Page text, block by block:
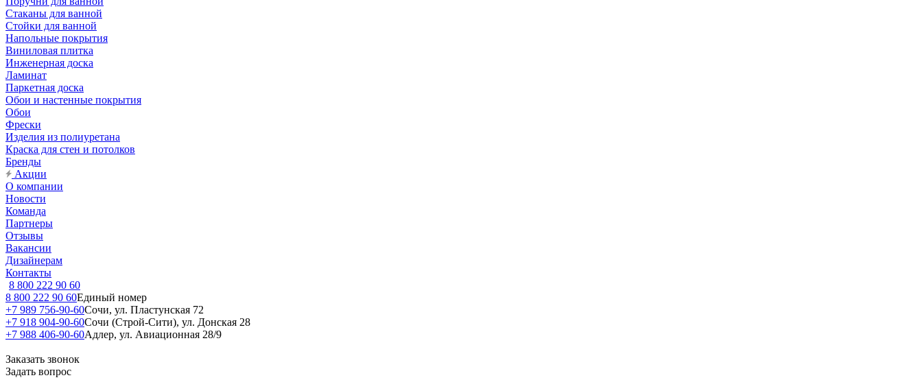
Стаканы для ванной
Стойки для ванной
Напольные покрытия
Виниловая плитка
Инженерная доска
Ламинат
Паркетная доска
Обои и настенные покрытия
Обои
Фрески
Изделия из полиуретана
Краска для стен и потолков
Бренды
Акции
О компании
Новости
Команда
Партнеры
Отзывы
Вакансии
Дизайнерам
Контакты
8 800 222 90 60
8 800 222 90 60Единый номер
+7 989 756-90-60Сочи, ул. Пластунская 72
+7 918 904-90-60Сочи (Строй-Сити), ул. Донская 28
+7 988 406-90-60Адлер, ул. Авиационная 28/9
Заказать звонок
Задать вопрос